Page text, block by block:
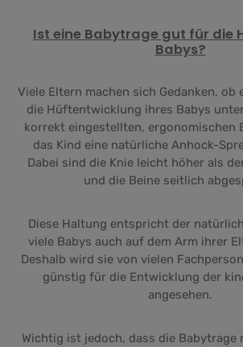
Ist eine Babytrage gut für die
Babys?
Viele Eltern machen sich Gedanken, ob
die Hüftentwicklung ihres Babys
korrekt eingestellten, ergonomischen
das Kind eine natürliche Anhock-
Dabei sind die Knie leicht höher als
und die Beine seitlich
Diese Haltung entspricht der
viele Babys auch auf dem Arm ihrer
Deshalb wird sie von vielen
günstig für die Entwicklung der
angesehen.
Wichtig ist jedoch, dass die